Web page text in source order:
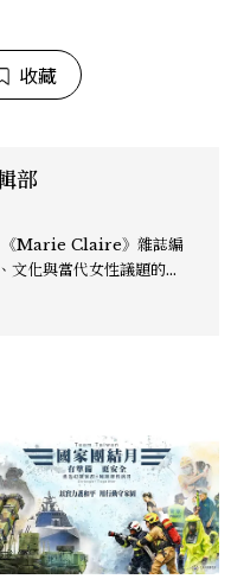
收藏
部
文化與當代女性議題的深
引領讀者探索女性多元面
的無限可能。